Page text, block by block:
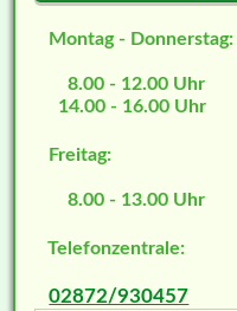
Montag - Donnerstag:
8.00 - 12.00 Uhr
14.00 - 16.00 Uhr
Freitag:
8.00 - 13.00 Uhr
Telefonzentrale:
02872/930457